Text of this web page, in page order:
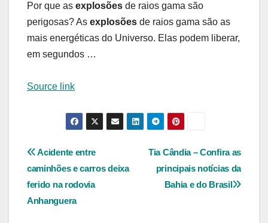
Por que as explosões de raios gama são
perigosas? As explosões de raios gama são as
mais energéticas do Universo. Elas podem liberar,
em segundos …
Source link
Navegação
de
Post
Tia Cândia – Confira as
principais notícias da
Bahia e do Brasil
Acidente entre
caminhões e carros deixa
ferido na rodovia
Anhanguera